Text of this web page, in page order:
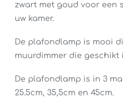
zwart met goud voor een
uw kamer.
De plafondlamp is mooi
muurdimmer die geschikt
De plafondlamp is in 3
25.5cm, 35,5cm en 45cm.